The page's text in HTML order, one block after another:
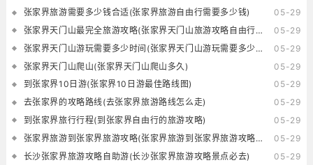
张家界旅游需要多少钱合适(张家界旅游自由行需要多少钱)
05-29
张家界天门山最完全旅游攻略(张家界天门山旅游攻略自由行三天)
05-29
张家界天门山游玩需要多少时间(张家界天门山游玩需要多少时间的核酸)
05-29
张家界天门山爬山(张家界天门山爬山多久)
05-29
到张家界10日游(张家界10日游最佳路线图)
05-29
去张家界的攻略路线(去张家界旅游路线怎么走)
05-29
到张家界旅行行程(到张家界自由行的旅游攻略)
05-29
张家界旅游到张家界旅游攻略(张家界旅游到张家界旅游攻略一日游)
05-29
长沙张家界旅游攻略自助游(长沙张家界旅游攻略景点必去)
05-29